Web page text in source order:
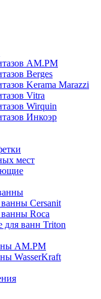
AM.PM
Berges
Kerama Marazzi
Vitra
Wirquin
Инкоэр
мест
Cersanit
Roca
ванн Triton
AM.PM
WasserKraft